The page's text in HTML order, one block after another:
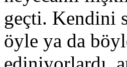
geçti. Kendini
öyle ya da